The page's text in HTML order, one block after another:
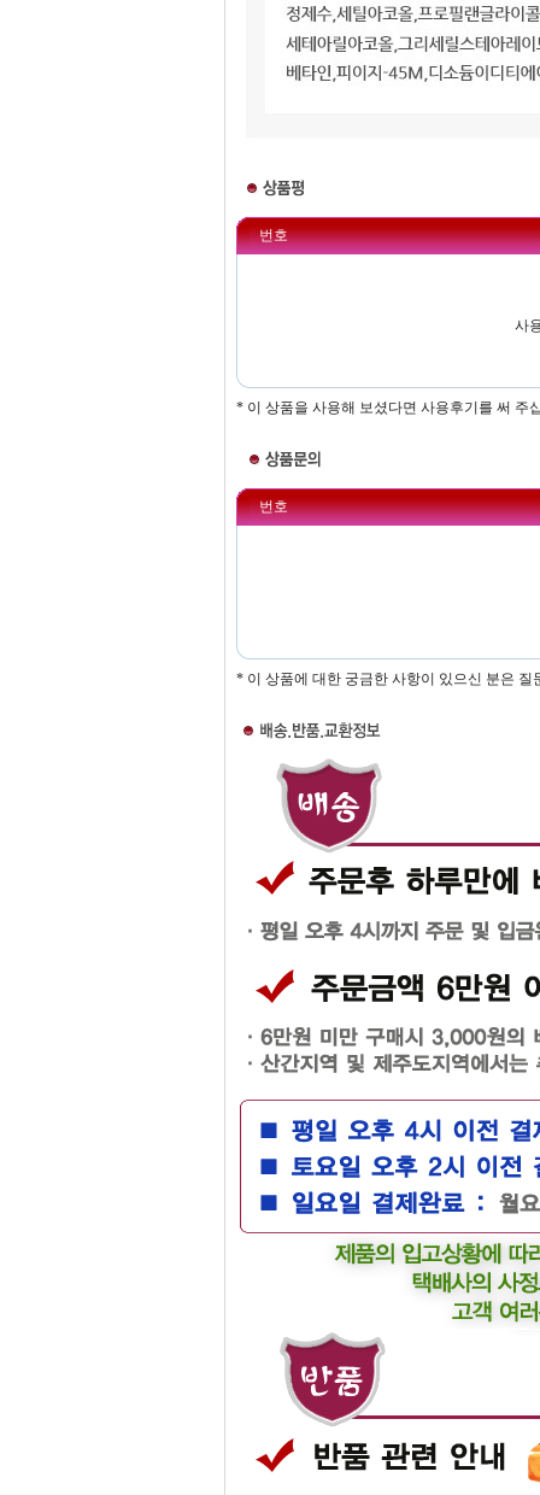
번호
사
* 이 상품을 사용해 보셨다면 사용후기를 써 주
번호
* 이 상품에 대한 궁금한 사항이 있으신 분은 질